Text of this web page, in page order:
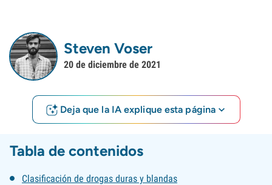
Steven Voser
20 de diciembre de 2021
Deja que la IA explique esta página
Tabla de contenidos
Clasificación de drogas duras y blandas